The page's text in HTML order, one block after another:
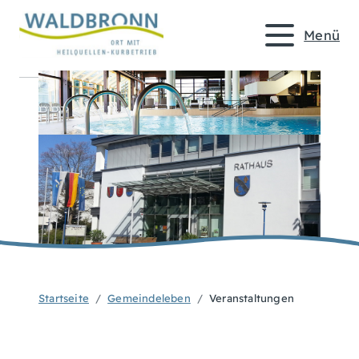
Menü
Startseite Gemeindeleben Veranstaltungen